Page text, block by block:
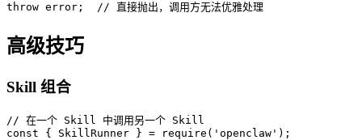
throw error;  // 直接抛出，调用方无法优雅处理
高级技巧
Skill 组合
// 在一个 Skill 中调用另一个 Skill
const { SkillRunner } = require('openclaw');